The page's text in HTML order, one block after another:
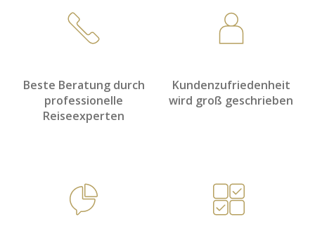
Beste Beratung durch
professionelle
Reiseexperten
Kundenzufriedenheit
wird groß geschrieben